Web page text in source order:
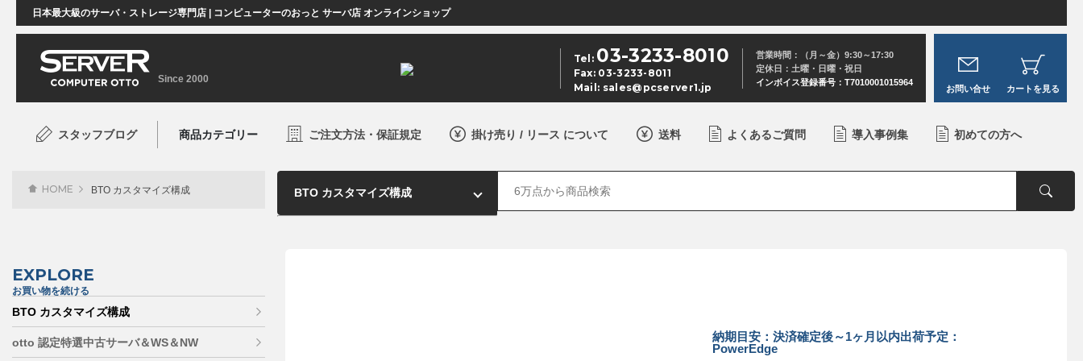
日本最大級のサーバ・ストレージ専門店 | コンピューターのおっと サーバ店 オンラインショップ
Since 2000
Tel: 03-3233-8010
Fax: 03-3233-8011
Mail: sales@pcserver1.jp
営業時間：（月～金）9:30～17:30
定休日：土曜・日曜・祝日
インボイス登録番号：T7010001015964
お問い合せ カートを見る
スタッフブログ 商品カテゴリー ご注文方法・保証規定 掛け売り / リース について 送料 よくあるご質問 導入事例集 初めての方へ
納期目安：決済確定後～1ヶ月以内出荷予定：
PowerEdge
HOME BTO カスタマイズ構成
EXPLORE
お買い物を続ける
BTO カスタマイズ構成
otto 認定特選中古サーバ＆WS＆NW